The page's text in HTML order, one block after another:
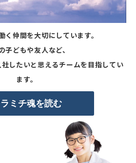
く仲間を大切にしています。
子どもや友人など、
したいと思えるチームを目指してい
ます。
ミチ魂を読む